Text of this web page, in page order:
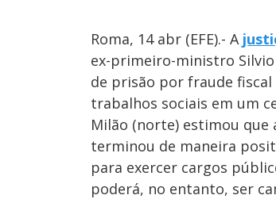
Roma, 14 abr (EFE).- A
ex-primeiro-ministro
de prisão por fraude
trabalhos sociais em um
Milão (norte) estimou que
terminou de maneira
para exercer cargos
poderá, no entanto, ser